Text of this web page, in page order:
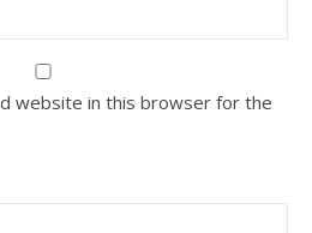
website in this browser for the